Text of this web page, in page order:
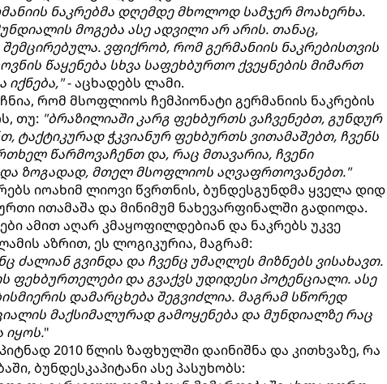
ნაკრებმა დღემდე მხოლოდ სამჯერ მოახერხა.
მოგება ასე ადვილი არ არის. თანაც,
ვფიქრობ, რომ გერმანიის ნაკრებისთვის
წაყენება სხვა საფეხბურთო ქვეყნების მიმართ
იქნება,"- აცხადებს ლამი.
რომ მსოფლიოს ჩემპიონატი გერმანიის ნაკრების
თუ: "ბრაზილიაში კარგ ფეხბურთს ვაჩვენებთ, გუნდურ
ტაქტიკურად ჭკვიანურ ფეხბურთს ვითამაშებთ, ჩვენს
წარმოვაჩენთ და, რაც მთავარია, ჩვენი
და ზოგადად, მთელ მსოფლიოს აღვაფრთოვანებთ."
იოახიმ ლიოვი წვრთნის, ბუნდესგუნდმა ყველა დიდ
ითამაშა და მინიმუმ ნახევარფინალში გადიოდა.
ამით აღარ კმაყოფილდებიან და ნაკრებს უკვე
აზრით, ეს ლოგიკურია, მაგრამ:
ძალიან გვინდა და ჩვენც უმაღლეს მიზნებს ვისახავთ.
ფეხბურთელები და გვაქვს უდიდესი პოტენციალი. ასე
დამარცხება შეგვიძლია. მაგრამ სწორედ
მაქსიმალურად გამოყენება და მუნდიალზე რაც
იყოს."
2010 წლის ზაფხულში დაინიშნა და კითხვაზე, რა
ბუნდესკაპიტანი ასე პასუხობს: